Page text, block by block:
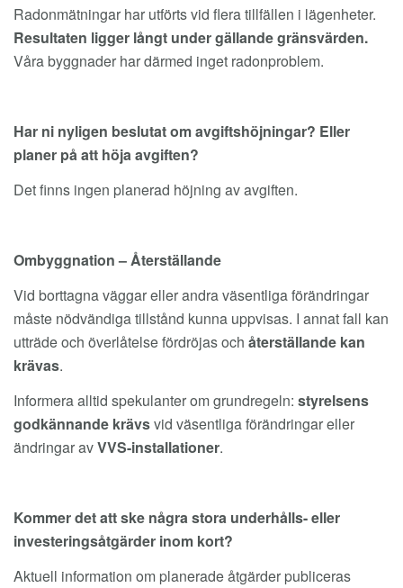
Radonmätningar har utförts vid flera tillfällen i lägenheter.
Resultaten ligger långt under gällande gränsvärden.
Våra byggnader har därmed inget radonproblem.
Har ni nyligen beslutat om avgiftshöjningar? Eller
planer på att höja avgiften?
Det finns ingen planerad höjning av avgiften.
Ombyggnation – Återställande
Vid borttagna väggar eller andra väsentliga förändringar
måste nödvändiga tillstånd kunna uppvisas. I annat fall kan
utträde och överlåtelse fördröjas och återställande kan
krävas.
Informera alltid spekulanter om grundregeln: styrelsens
godkännande krävsvid väsentliga förändringar eller
ändringar avVVS-installationer.
Kommer det att ske några stora underhålls- eller
investeringsåtgärder inom kort?
Aktuell information om planerade åtgärder publiceras